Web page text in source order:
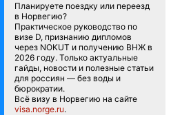
Планируете поездку или переезд
в Норвегию?
Практическое руководство по
визе D, признанию дипломов
через NOKUT и получению ВНЖ в
2026 году. Только актуальные
гайды, новости и полезные статьи
для россиян — без воды и
бюрократии.
Всё визу в Норвегию на сайте
visa.norge.ru.